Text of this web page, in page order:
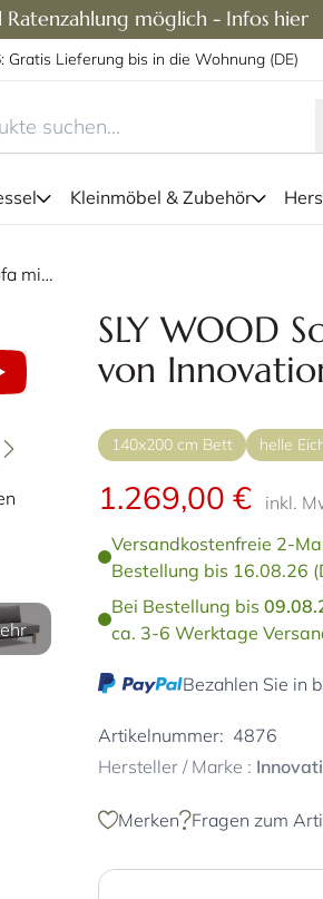
Ratenzahlung möglich - Infos hier
Gratis Lieferung bis in die Wohnung (DE)
Kleinmöbel & Zubehör
SLY WOOD Schlafsofa mit Holzfüßen von Innovation
SLY WOOD
von
140x200 cm Bett helle
1.269,00 € inkl.
Versandkostenfreie 2-
Bestellung bis 16.08.26
Bei Bestellung bis
ca. 3-6 Werktage
Bezahlen Sie in
Artikelnummer: 4876
Hersteller / Marke :
Merken Fragen zum